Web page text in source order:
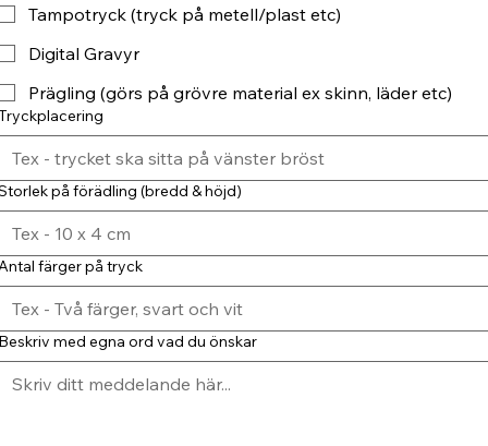
Tampotryck (tryck på metell/plast etc)
Digital Gravyr
Prägling (görs på grövre material ex skinn, läder etc)
på förädling (bredd & höjd)
färger på tryck
med egna ord vad du önskar